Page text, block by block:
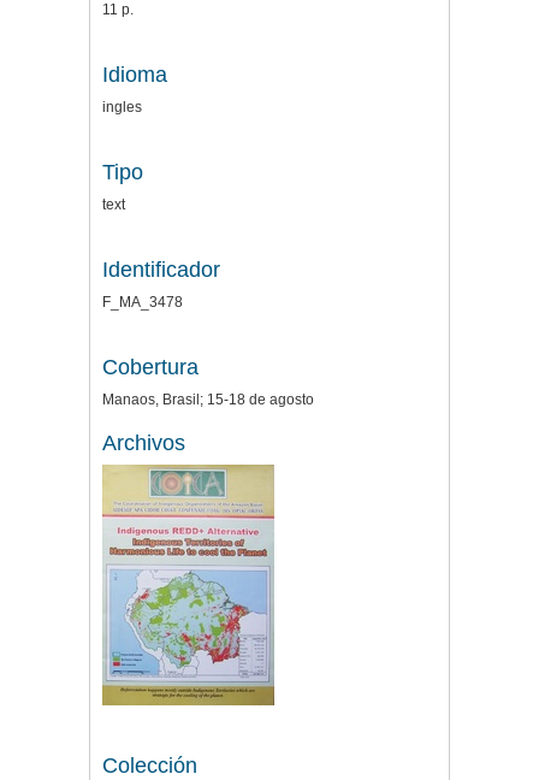
11 p.
Idioma
ingles
Tipo
text
Identificador
F_MA_3478
Cobertura
Manaos, Brasil; 15-18 de agosto
Archivos
Colección